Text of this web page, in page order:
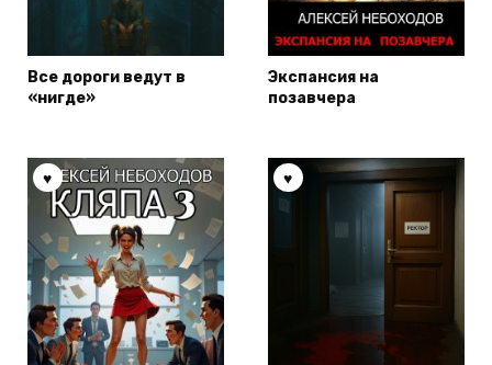
Все дороги ведут в
«нигде»
Экспансия на
позавчера